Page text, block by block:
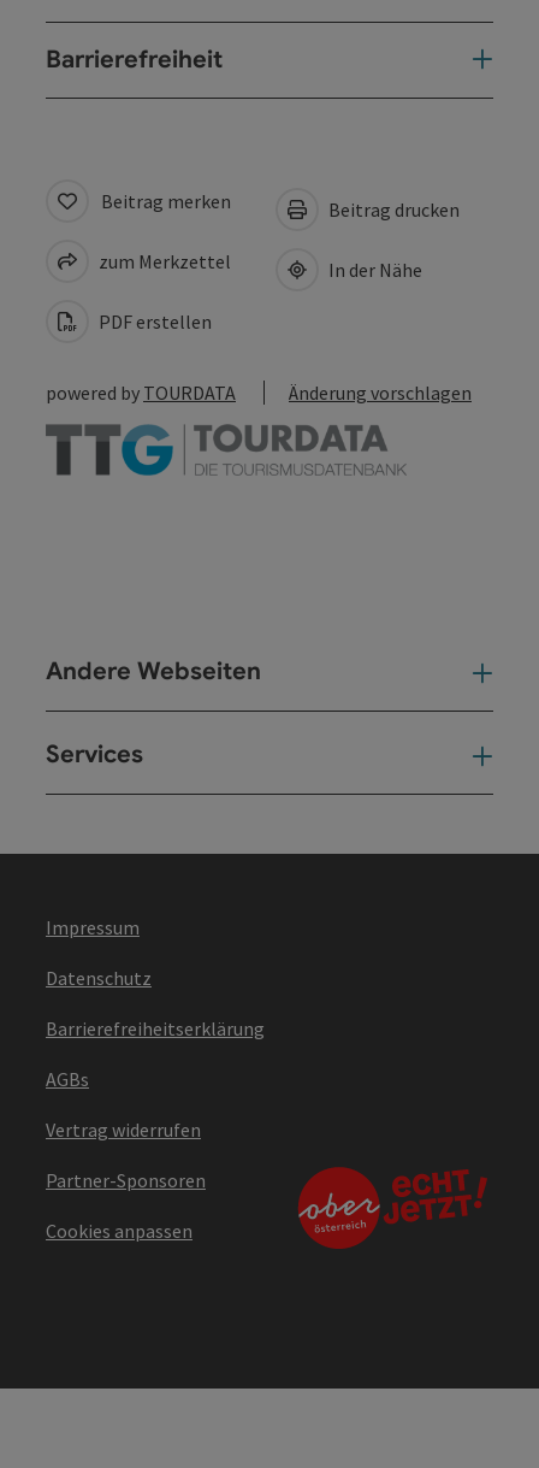
Barrierefreiheit
Beitrag merken
zum Merkzettel
PDF erstellen
Beitrag drucken
In der Nähe
powered by TOURDATA Änderung vorschlagen
Andere Webseiten
Services
Impressum
Datenschutz
Barrierefreiheitserklärung
AGBs
Vertrag widerrufen
Partner-Sponsoren
Cookies anpassen